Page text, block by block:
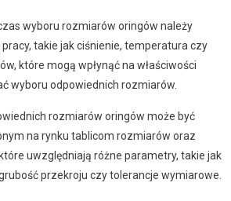
wyboru rozmiarów oringów należy
takie jak ciśnienie, temperatura czy
które mogą wpłynąć na właściwości
wyboru odpowiednich rozmiarów.
rozmiarów oringów może być
na rynku tablicom rozmiarów oraz
uwzględniają różne parametry, takie jak
przekroju czy tolerancje wymiarowe.